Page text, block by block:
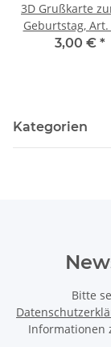
3D Grußkarte
Geburtstag, Art.
3,00 € *
Kategorien
Bitte
Informationen